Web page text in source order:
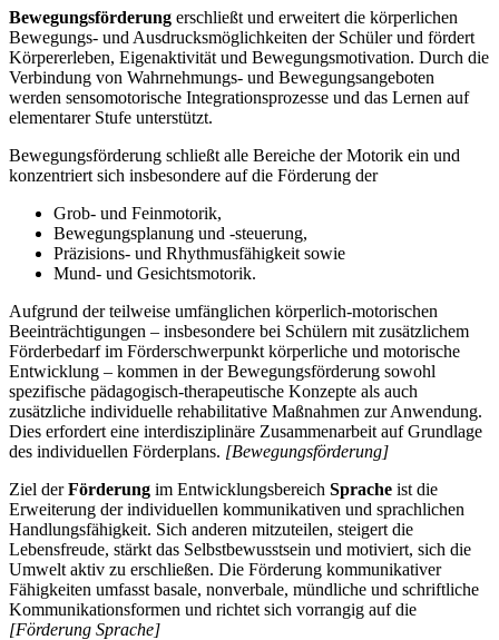
Bewegungsförderung erschließt und erweitert die körperlichen
Bewegungs- und Ausdrucksmöglichkeiten der Schüler und fördert
Körpererleben, Eigenaktivität und Bewegungsmotivation. Durch die
Verbindung von Wahrnehmungs- und Bewegungsangeboten
werden sensomotorische Integrationsprozesse und das Lernen auf
elementarer Stufe unterstützt.
Bewegungsförderung schließt alle Bereiche der Motorik ein und
konzentriert sich insbesondere auf die Förderung der
Grob- und Feinmotorik,
Bewegungsplanung und -steuerung,
Präzisions- und Rhythmusfähigkeit sowie
Mund- und Gesichtsmotorik.
Aufgrund der teilweise umfänglichen körperlich-motorischen
Beeinträchtigungen – insbesondere bei Schülern mit zusätzlichem
Förderbedarf im Förderschwerpunkt körperliche und motorische
Entwicklung – kommen in der Bewegungsförderung sowohl
spezifische pädagogisch-therapeutische Konzepte als auch
zusätzliche individuelle rehabilitative Maßnahmen zur Anwendung.
Dies erfordert eine interdisziplinäre Zusammenarbeit auf Grundlage
des individuellen Förderplans. [Bewegungsförderung]
Ziel derFörderung im Entwicklungsbereich Sprache ist die
Erweiterung der individuellen kommunikativen und sprachlichen
Handlungsfähigkeit. Sich anderen mitzuteilen, steigert die
Lebensfreude, stärkt das Selbstbewusstsein und motiviert, sich die
Umwelt aktiv zu erschließen. Die Förderung kommunikativer
Fähigkeiten umfasst basale, nonverbale, mündliche und schriftliche
Kommunikationsformen und richtet sich vorrangig auf die
[Förderung Sprache]